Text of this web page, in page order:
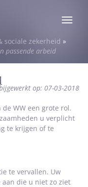
Toggle
sociale zekerheid »
passende arbeid
op: 07-03-2018
de WW een grote rol.
u verplicht
te krijgen of te
te vervallen. Uw
die u niet zo ziet